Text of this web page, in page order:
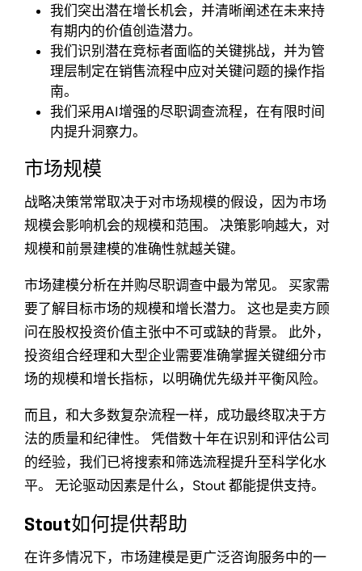
我们突出潜在增长机会，并清晰阐述在未来持
有期内的价值创造潜力。
我们识别潜在竞标者面临的关键挑战，并为管
理层制定在销售流程中应对关键问题的操作指
南。
我们采用AI增强的尽职调查流程，在有限时间
内提升洞察力。
市场规模
战略决策常常取决于对市场规模的假设，因为市场
规模会影响机会的规模和范围。 决策影响越大，对
规模和前景建模的准确性就越关键。
市场建模分析在并购尽职调查中最为常见。 买家需
要了解目标市场的规模和增长潜力。 这也是卖方顾
问在股权投资价值主张中不可或缺的背景。 此外，
投资组合经理和大型企业需要准确掌握关键细分市
场的规模和增长指标，以明确优先级并平衡风险。
而且，和大多数复杂流程一样，成功最终取决于方
法的质量和纪律性。 凭借数十年在识别和评估公司
的经验，我们已将搜索和筛选流程提升至科学化水
平。 无论驱动因素是什么，Stout 都能提供支持。
Stout如何提供帮助
在许多情况下，市场建模是更广泛咨询服务中的一